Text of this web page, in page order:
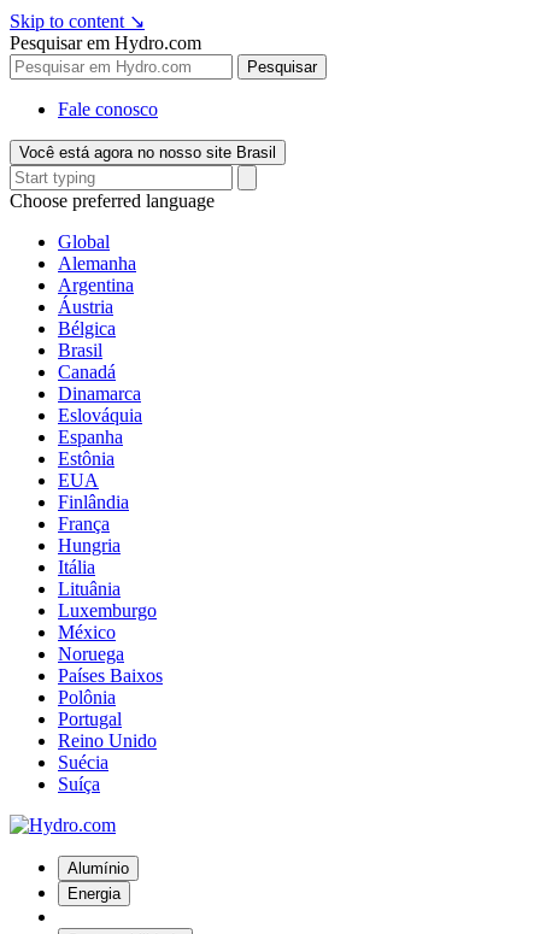
Skip to content ↘
Pesquisar em Hydro.com
Pesquisar
Fale conosco
Você está agora no nosso site Brasil
Choose preferred language
Global
Alemanha
Argentina
Áustria
Bélgica
Brasil
Canadá
Dinamarca
Eslováquia
Espanha
Estônia
EUA
Finlândia
França
Hungria
Itália
Lituânia
Luxemburgo
México
Noruega
Países Baixos
Polônia
Portugal
Reino Unido
Suécia
Suíça
Alumínio
Energia